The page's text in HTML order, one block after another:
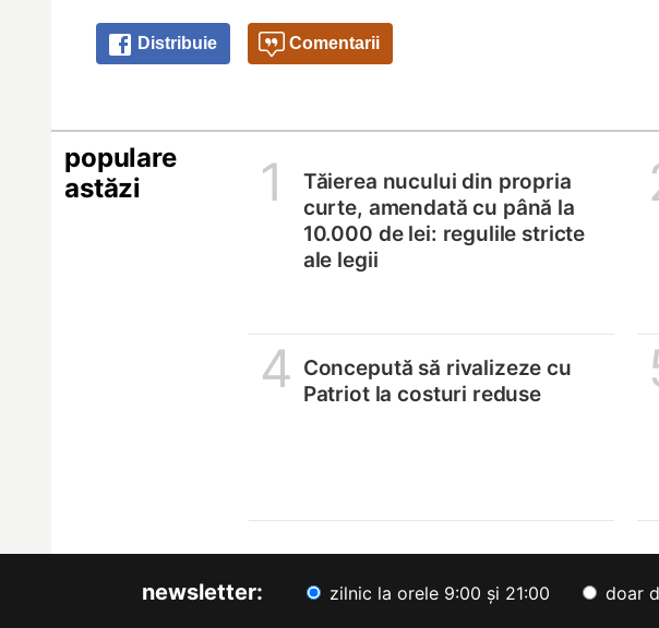
Distribuie Comentarii
populare
astăzi
1
Tăierea nucului din propria
curte, amendată cu până la
10.000 de lei: regulile stricte
ale legii
4 Concepută să rivalizeze cu
Patriot la costuri reduse
newsletter: zilnic la orele 9:00 și 21:00 doar